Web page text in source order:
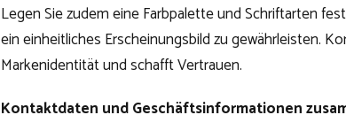
Legen Sie zudem eine Farbpalette und Schriftarten
ein einheitliches Erscheinungsbild zu gewährleisten.
Markenidentität und schafft Vertrauen.
Kontaktdaten und Geschäftsinformationen